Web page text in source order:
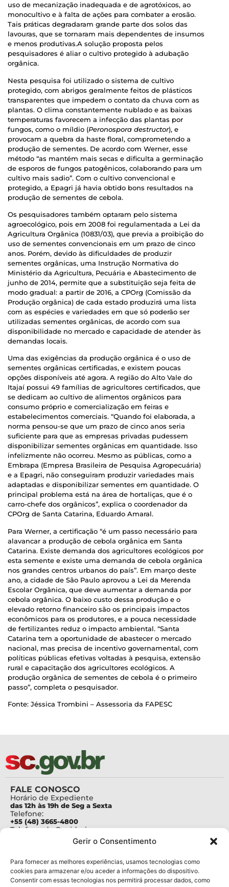
Gerir o Consentimento
Para fornecer as melhores experiências, usamos tecnologias como
cookies para armazenar e/ou aceder a informações do dispositivo.
Consentir com essas tecnologias nos permitirá processar dados, como
uso de mecanização inadequada e de agrotóxicos, ao
monocultivo e à falta de ações para combater a erosão.
Tais práticas degradaram grande parte dos solos das
lavouras, que se tornaram mais dependentes de insumos
e menos produtivas.A solução proposta pelos
pesquisadores é aliar o cultivo protegido à adubação
orgânica.
Nesta pesquisa foi utilizado o sistema de cultivo
protegido, com abrigos geralmente feitos de plásticos
transparentes que impedem o contato da chuva com as
plantas. O clima constantemente nublado e as baixas
temperaturas favorecem a infecção das plantas por
fungos, como o míldio (Peronospora destructor), e
provocam a quebra da haste floral, comprometendo a
produção de sementes. De acordo com Werner, esse
método “as mantém mais secas e dificulta a germinação
de esporos de fungos patogênicos, colaborando para um
cultivo mais sadio”. Com o cultivo convencional e
protegido, a Epagri já havia obtido bons resultados na
produção de sementes de cebola.
Os pesquisadores também optaram pelo sistema
agroecológico, pois em 2008 foi regulamentada a Lei da
Agricultura Orgânica (10831/03), que previa a proibição do
uso de sementes convencionais em um prazo de cinco
anos. Porém, devido às dificuldades de produzir
sementes orgânicas, uma Instrução Normativa do
Ministério da Agricultura, Pecuária e Abastecimento de
junho de 2014, permite que a substituição seja feita de
modo gradual: a partir de 2016, a CPOrg (Comissão da
Produção orgânica) de cada estado produzirá uma lista
com as espécies e variedades em que só poderão ser
utilizadas sementes orgânicas, de acordo com sua
disponibilidade no mercado e capacidade de atender às
demandas locais.
Uma das exigências da produção orgânica é o uso de
sementes orgânicas certificadas, e existem poucas
opções disponíveis até agora. A região do Alto Vale do
Itajaí possui 49 famílias de agricultores certificados, que
se dedicam ao cultivo de alimentos orgânicos para
consumo próprio e comercialização em feiras e
estabelecimentos comerciais. “Quando foi elaborada, a
norma pensou-se que um prazo de cinco anos seria
suficiente para que as empresas privadas pudessem
disponibilizar sementes orgânicas em quantidade. Isso
infelizmente não ocorreu. Mesmo as públicas, como a
Embrapa (Empresa Brasileira de Pesquisa Agropecuária)
e a Epagri, não conseguiram produzir variedades mais
adaptadas e disponibilizar sementes em quantidade. O
principal problema está na área de hortaliças, que é o
carro-chefe dos orgânicos”, explica o coordenador da
CPOrg de Santa Catarina, Eduardo Amaral.
Para Werner, a certificação “é um passo necessário para
alavancar a produção de cebola orgânica em Santa
Catarina. Existe demanda dos agricultores ecológicos por
esta semente e existe uma demanda de cebola orgânica
nos grandes centros urbanos do país”. Em março deste
ano, a cidade de São Paulo aprovou a Lei da Merenda
Escolar Orgânica, que deve aumentar a demanda por
cebola orgânica. O baixo custo dessa produção e o
elevado retorno financeiro são os principais impactos
econômicos para os produtores, e a pouca necessidade
de fertilizantes reduz o impacto ambiental. “Santa
Catarina tem a oportunidade de abastecer o mercado
nacional, mas precisa de incentivo governamental, com
políticas públicas efetivas voltadas à pesquisa, extensão
rural e capacitação dos agricultores ecológicos. A
produção orgânica de sementes de cebola é o primeiro
passo”, completa o pesquisador.
Fonte: Jéssica Trombini – Assessoria da FAPESC
FALE CONOSCO
Horário de Expediente
das 12h às 19h de Seg a Sexta
Telefone:
+55 (48) 3665-4800
Telefone da Ouvidoria
Para assuntos relacionados à Pesquisa
pesquisa@fapesc.sc.gov.br
Para assuntos relacionados à Inovação
inovacao@fapesc.sc.gov.br